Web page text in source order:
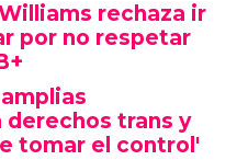
rechaza ir
por no respetar
trans y
tomar el control'